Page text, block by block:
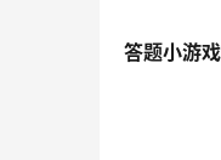
答题小游